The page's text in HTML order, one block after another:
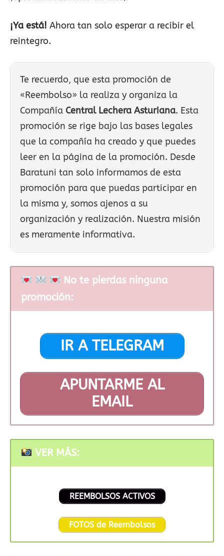
¡Ya está! Ahora tan solo esperar a recibir el
reintegro.
Te recuerdo, que esta promoción de
«Reembolso» la realiza y organiza la
Compañía Central Lechera Asturiana. Esta
promoción se rige bajo las bases legales
que la compañía ha creado y que puedes
leer en la página de la promoción. Desde
Baratuni tan solo informamos de esta
promoción para que puedas participar en
la misma y, somos ajenos a su
organización y realización. Nuestra misión
es meramente informativa.
No te pierdas ninguna
promoción:
IR A TELEGRAM
APUNTARME AL
EMAIL
VER MÁS:
REEMBOLSOS ACTIVOS
FOTOS de Reembolsos